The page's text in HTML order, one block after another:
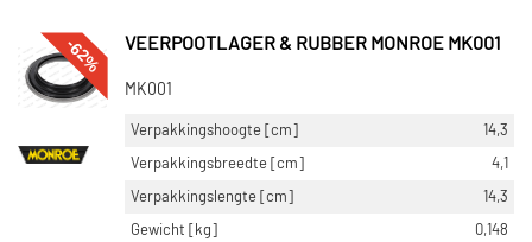
-62% VEERPOOTLAGER & RUBBER MONROE MK001
MK001
Verpakkingshoogte [cm]
14,3
Verpakkingsbreedte [cm]
4,1
Verpakkingslengte [cm]
14,3
Gewicht [kg]
0,148